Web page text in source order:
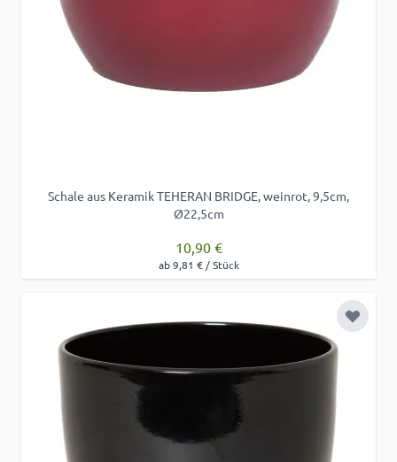
Schale aus Keramik TEHERAN BRIDGE, weinrot, 9,5cm,
Ø22,5cm
10,90 €
ab 9,81 € / Stück
Zur